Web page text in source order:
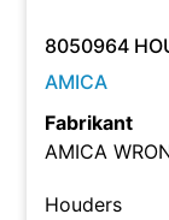
8050964
AMICA
Fabrikant
AMICA
Houders